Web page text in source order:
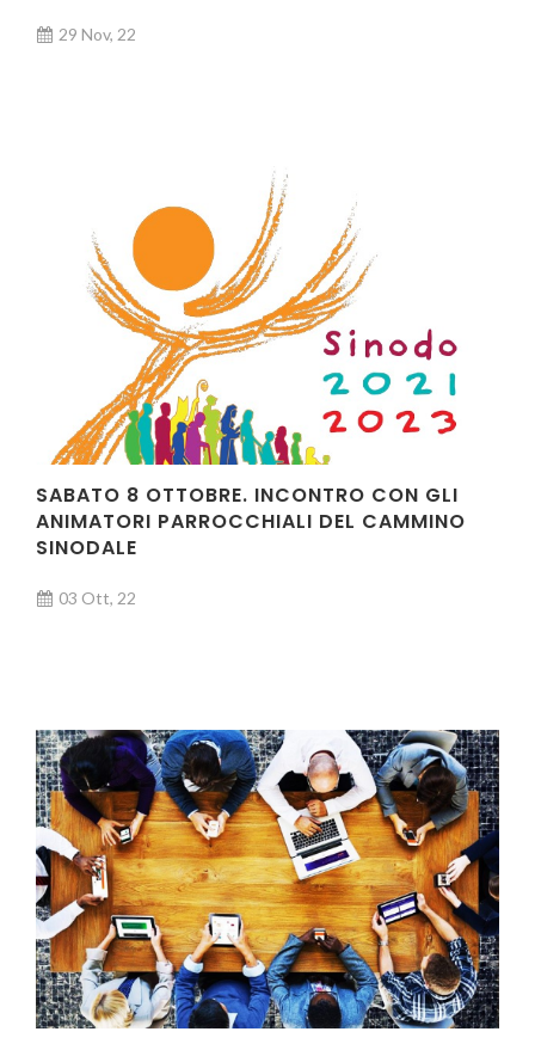
29 Nov, 22
SABATO 8 OTTOBRE. INCONTRO CON GLI
ANIMATORI PARROCCHIALI DEL CAMMINO
SINODALE
03 Ott, 22